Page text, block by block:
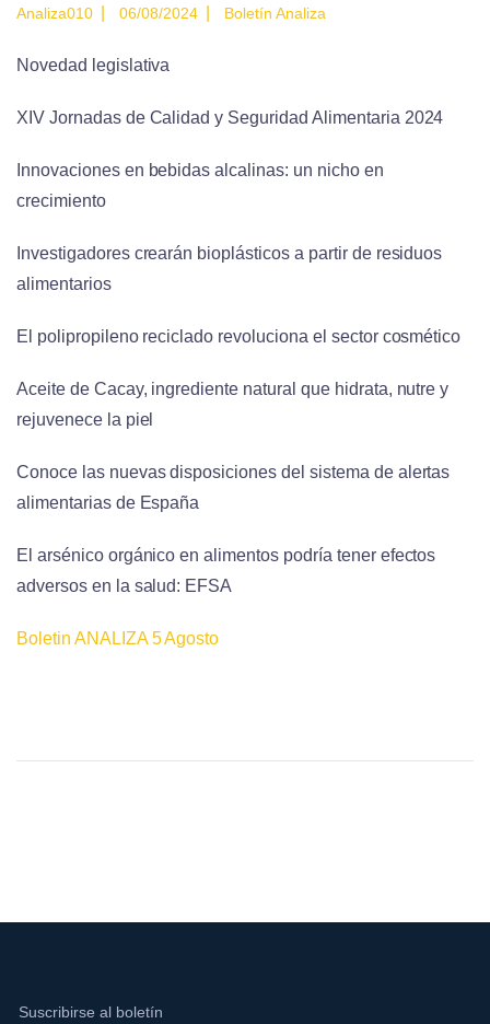
Analiza010 06/08/2024 Boletín Analiza
Novedad legislativa
XIV Jornadas de Calidad y Seguridad Alimentaria 2024
Innovaciones en bebidas alcalinas: un nicho en
crecimiento
Investigadores crearán bioplásticos a partir de residuos
alimentarios
El polipropileno reciclado revoluciona el sector cosmético
Aceite de Cacay, ingrediente natural que hidrata, nutre y
rejuvenece la piel
Conoce las nuevas disposiciones del sistema de alertas
alimentarias de España
El arsénico orgánico en alimentos podría tener efectos
adversos en la salud: EFSA
Boletin ANALIZA 5 Agosto
Suscribirse al boletín